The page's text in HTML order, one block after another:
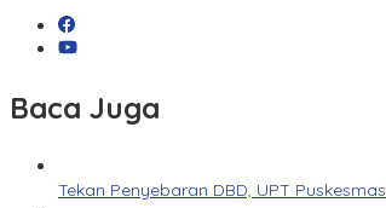
Baca Juga
Tekan Penyebaran DBD, UPT